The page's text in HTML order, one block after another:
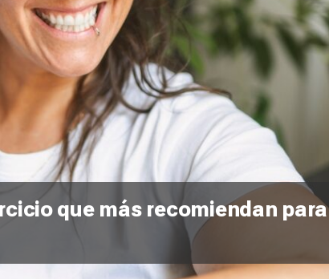
que más recomiendan para